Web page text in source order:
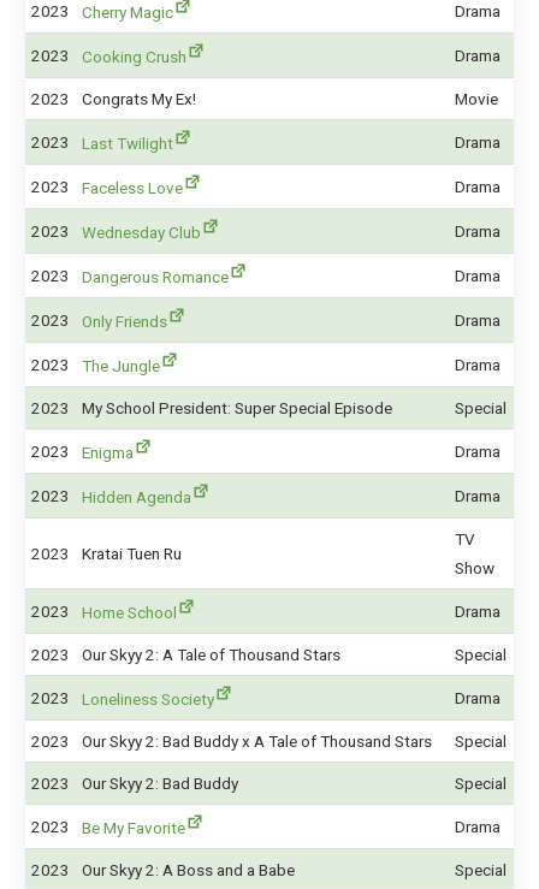
2023 Cherry Magic Drama
2023 Cooking Crush Drama
2023 Congrats My Ex! Movie
2023 Last Twilight Drama
2023 Faceless Love Drama
2023 Wednesday Club Drama
2023 Dangerous Romance Drama
2023 Only Friends Drama
2023 The Jungle Drama
2023 My School President: Super Special Episode Special
2023 Enigma Drama
2023 Hidden Agenda Drama
2023 Kratai Tuen Ru
TV
Show
2023 Home School Drama
2023 Our Skyy 2: A Tale of Thousand Stars Special
2023 Loneliness Society Drama
2023 Our Skyy 2: Bad Buddy x A Tale of Thousand Stars Special
2023 Our Skyy 2: Bad Buddy Special
2023 Be My Favorite Drama
2023 Our Skyy 2: A Boss and a Babe Special